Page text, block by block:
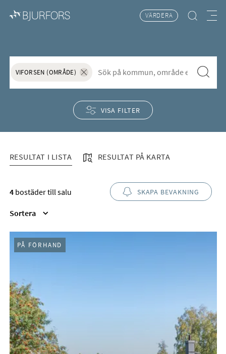
VÄRDERA
Hitta bostad
Meny
Viforsen
VIFORSEN (OMRÅDE)
Ta bort sökordet "Viforsen (Område)"
VISA FILTER
RESULTAT I LISTA RESULTAT PÅ KARTA
4bostäder till salu SKAPA BEVAKNING
Sortera
PÅ FÖRHAND